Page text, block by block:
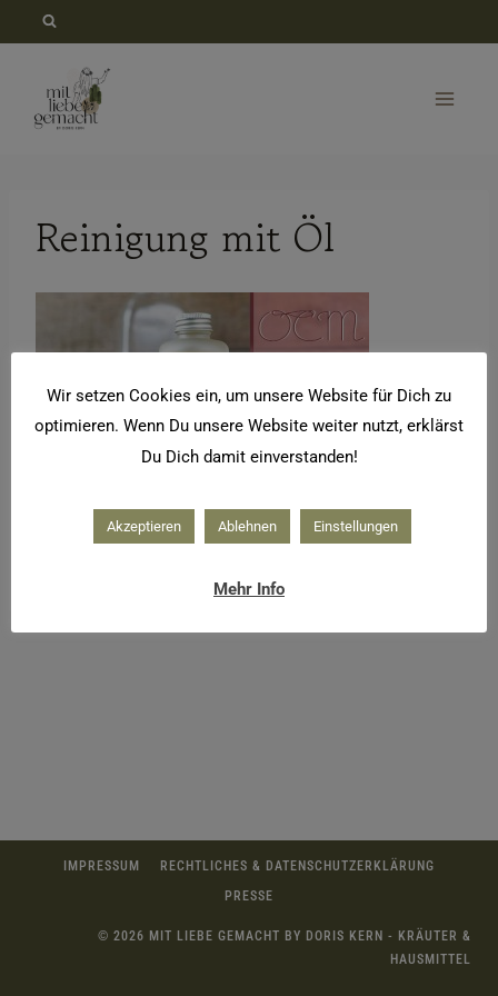
springen
Reinigung mit Öl
IMPRESSUM
RECHTLICHES & DATENSCHUTZERKLÄRUNG
PRESSE
© 2026 MIT LIEBE GEMACHT BY DORIS KERN - KRÄUTER &
HAUSMITTEL
Wir setzen Cookies ein, um unsere Website für Dich zu
optimieren. Wenn Du unsere Website weiter nutzt, erklärst
Du Dich damit einverstanden!
Akzeptieren Ablehnen Einstellungen
Mehr Info